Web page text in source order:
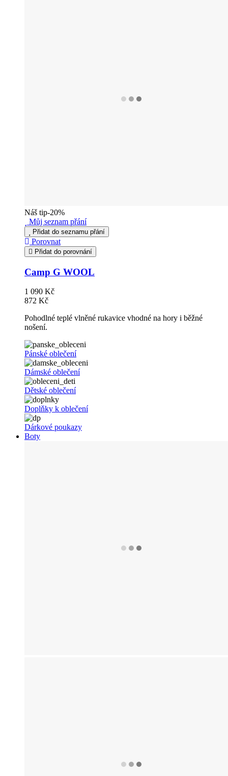
Náš tip-20%
Můj seznam přání
Přidat do seznamu přání
Porovnat
Přidat do porovnání
Camp G WOOL
1 090 Kč
872 Kč
Pohodlné teplé vlněné rukavice vhodné na hory i běžné
nošení.
Pánské oblečení
Dámské oblečení
Dětské oblečení
Doplňky k oblečení
Dárkové poukazy
Boty